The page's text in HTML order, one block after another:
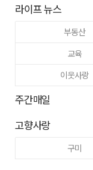
라이프 뉴스
부동산
교육
이웃사랑
주간매일
고향사랑
구미